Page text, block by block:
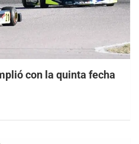
con la quinta fecha